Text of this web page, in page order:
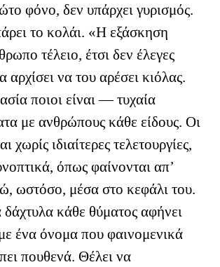
φόνο, δεν υπάρχει γυρισμός.
το κολάι. «Η εξάσκηση
τέλειο, έτσι δεν έλεγες
να του αρέσει κιόλας.
ποιοι είναι — τυχαία
με ανθρώπους κάθε είδους. Οι
χωρίς ιδιαίτερες τελετουργίες,
όπως φαίνονται απ’
ωστόσο, μέσα στο κεφάλι του.
κάθε θύματος αφήνει
ένα όνομα που φαινομενικά
πουθενά. Θέλει να